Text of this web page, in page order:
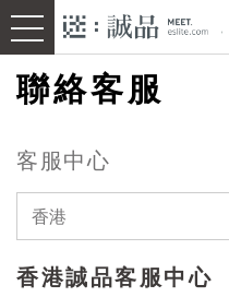
聯絡客服
客服中心
香港
香港誠品客服中心